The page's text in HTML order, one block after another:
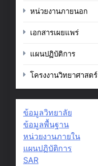
หน่วยงานภายนอก
เอกสารเผยแพร่
แผนปฏิบัติการ
โครงงานวิทยาศาสตร์
ข้อมูลวิทยาลัย
ข้อมูลพื้นฐาน
หน่วยงานภายใน
แผนปฏิบัติการ
SAR